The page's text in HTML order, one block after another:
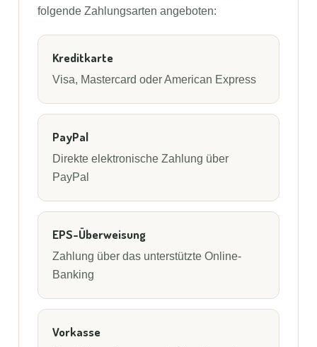
folgende Zahlungsarten angeboten:
Kreditkarte
Visa, Mastercard oder American Express
PayPal
Direkte elektronische Zahlung über
PayPal
EPS-Überweisung
Zahlung über das unterstützte Online-
Banking
Vorkasse